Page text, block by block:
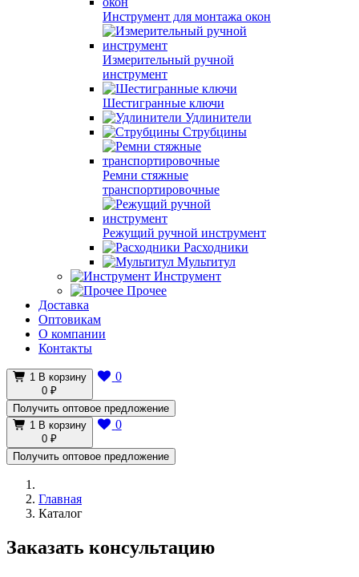
Инструмент для монтажа окон
Измерительный ручной
инструмент
Шестигранные ключи
Удлинители
Струбцины
Ремни стяжные
транспортировочные
Режущий ручной инструмент
Расходники
Мультитул
Инструмент
Прочее
Доставка
Оптовикам
О компании
Контакты
1 В корзину
0 ₽
0
Получить оптовое предложение
1 В корзину
0 ₽
0
Получить оптовое предложение
Главная
Каталог
Заказать консультацию